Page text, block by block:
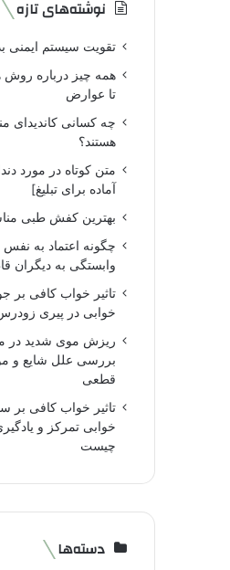
نوشته‌های تازه
تقویت سیستم ایمنی
همه چیز درباره روش
تا عوارض
چه کسانی کاندیدای
هستند؟
آماده برای تبلیغ]
بهترین کفش طبی
چگونه اعتماد به
وابستگی به دیگران
تاثیر خواب کافی
خوابی در پیری
ریزش موی شدید در
بررسی علل شایع و
قطعی
تاثیر خواب کافی بر
خوابی تمرکز و
چیست
دسته‌ها